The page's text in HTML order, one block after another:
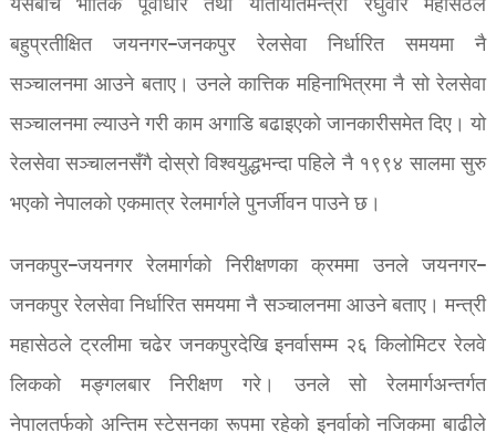
बहुप्रतीक्षित जयनगर–जनकपुर रेलसेवा निर्धारित समयमा नै
सञ्चालनमा आउने बताए। उनले कात्तिक महिनाभित्रमा नै सो रेलसेवा
सञ्चालनमा ल्याउने गरी काम अगाडि बढाइएको जानकारीसमेत दिए। यो
रेलसेवा सञ्चालनसँगै दोस्रो विश्वयुद्धभन्दा पहिले नै १९९४ सालमा सुरु
भएको नेपालको एकमात्र रेलमार्गले पुनर्जीवन पाउने छ।
जनकपुर–जयनगर रेलमार्गको निरीक्षणका क्रममा उनले जयनगर–
जनकपुर रेलसेवा निर्धारित समयमा नै सञ्चालनमा आउने बताए। मन्त्री
महासेठले ट्रलीमा चढेर जनकपुरदेखि इनर्वासम्म २६ किलोमिटर रेलवे
लिकको मङ्गलबार निरीक्षण गरे। उनले सो रेलमार्गअन्तर्गत
नेपालतर्फको अन्तिम स्टेसनका रूपमा रहेको इनर्वाको नजिकमा बाढीले